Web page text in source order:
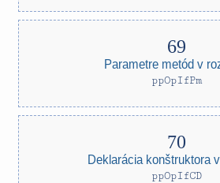
Parametre metód v
ppOpIfPm
Deklarácia konštruktora
ppOpIfCD